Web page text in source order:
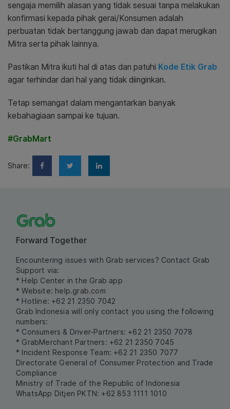
sengaja memilih alasan yang tidak sesuai tanpa melakukan
konfirmasi kepada pihak gerai/Konsumen adalah
perbuatan tidak bertanggung jawab dan dapat merugikan
Mitra serta pihak lainnya.
Pastikan Mitra ikuti hal di atas dan patuhi Kode Etik Grab
agar terhindar dari hal yang tidak diinginkan.
Tetap semangat dalam mengantarkan banyak
kebahagiaan sampai ke tujuan.
#GrabMart
Share:
Forward Together
Encountering issues with Grab services? Contact Grab
Support via:
* Help Center in the Grab app
* Website: help.grab.com
* Hotline: +62 21 2350 7042
Grab Indonesia will only contact you using the following
numbers:
* Consumers & Driver-Partners: +62 21 2350 7078
* GrabMerchant Partners: +62 21 2350 7045
* Incident Response Team: +62 21 2350 7077
Directorate General of Consumer Protection and Trade
Compliance
Ministry of Trade of the Republic of Indonesia
WhatsApp Ditjen PKTN: +62 853 1111 1010